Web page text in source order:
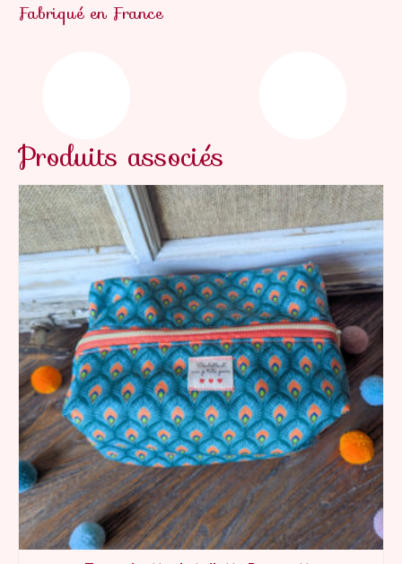
Fabriqué en France
Produits associés